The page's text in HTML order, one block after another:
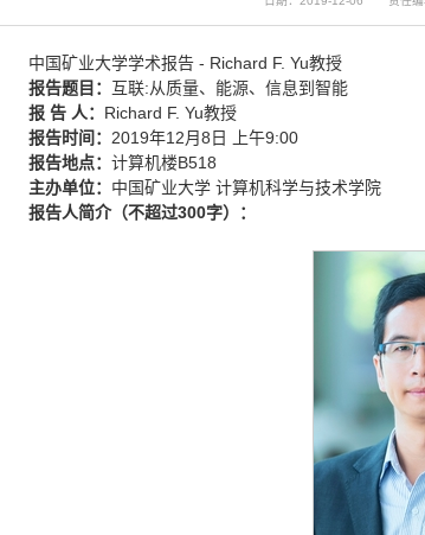
中国矿业大学学术报告 - Richard F. Yu教授
报告题目： 互联:从质量、能源、信息到智能
报 告 人： Richard F. Yu教授
报告时间： 2019年12月8日 上午9:00
报告地点： 计算机楼B518
主办单位： 中国矿业大学 计算机科学与技术学院
报告人简介（不超过300字）：